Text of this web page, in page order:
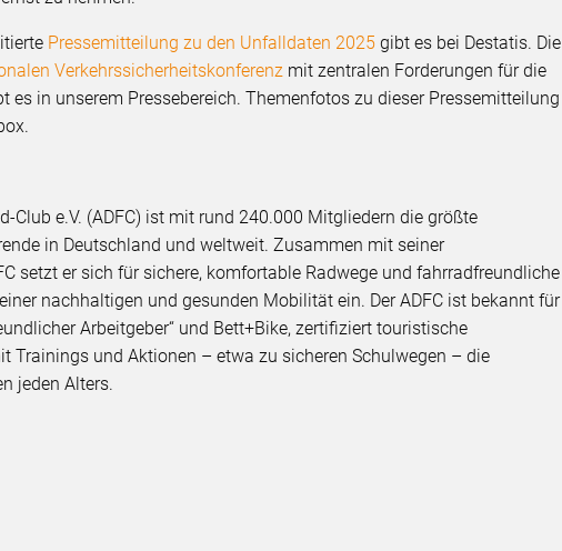
Pressemitteilung zu den Unfalldaten 2025 gibt es bei Destatis. Die
Verkehrssicherheitskonferenz mit zentralen Forderungen für die
es in unserem Pressebereich. Themenfotos zu dieser Pressemitteilung
Club e.V. (ADFC) ist mit rund 240.000 Mitgliedern die größte
in Deutschland und weltweit. Zusammen mit seiner
setzt er sich für sichere, komfortable Radwege und fahrradfreundliche
nachhaltigen und gesunden Mobilität ein. Der ADFC ist bekannt für
Arbeitgeber“ und Bett+Bike, zertifiziert touristische
Trainings und Aktionen – etwa zu sicheren Schulwegen – die
jeden Alters.